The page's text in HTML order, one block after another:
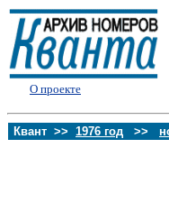
О проекте
Квант >> 1976 год >>